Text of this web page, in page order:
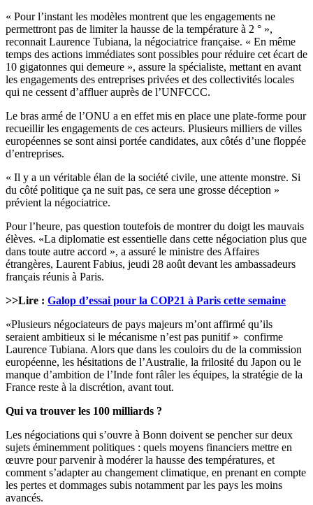
« Pour l’instant les modèles montrent que les engagements ne
permettront pas de limiter la hausse de la température à 2 ° »,
reconnait Laurence Tubiana, la négociatrice française. « En même
temps des actions immédiates sont possibles pour réduire cet écart de
10 gigatonnes qui demeure », assure la spécialiste, mettant en avant
les engagements des entreprises privées et des collectivités locales
qui ne cessent d’affluer auprès de l’UNFCCC.
Le bras armé de l’ONU a en effet mis en place une plate-forme pour
recueillir les engagements de ces acteurs. Plusieurs milliers de villes
européennes se sont ainsi portée candidates, aux côtés d’une floppée
d’entreprises.
« Il y a un véritable élan de la société civile, une attente monstre. Si
du côté politique ça ne suit pas, ce sera une grosse déception »
prévient la négociatrice.
Pour l’heure, pas question toutefois de montrer du doigt les mauvais
élèves. «La diplomatie est essentielle dans cette négociation plus que
dans toute autre accord », a assuré le ministre des Affaires
étrangères, Laurent Fabius, jeudi 28 août devant les ambassadeurs
français réunis à Paris.
>>Lire : Galop d’essai pour la COP21 à Paris cette semaine
«Plusieurs négociateurs de pays majeurs m’ont affirmé qu’ils
seraient ambitieux si le mécanisme n’est pas punitif » confirme
Laurence Tubiana. Alors que dans les couloirs du de la commission
européenne, les hésitations de l’Australie, la frilosité du Japon ou le
manque d’ambition de l’Inde font râler les équipes, la stratégie de la
France reste à la discrétion, avant tout.
Qui va trouver les 100 milliards ?
Les négociations qui s’ouvre à Bonn doivent se pencher sur deux
sujets éminemment politiques : quels moyens financiers mettre en
œuvre pour parvenir à modérer la hausse des températures, et
comment s’adapter au changement climatique, en prenant en compte
les pertes et dommages subis notamment par les pays les moins
avancés.